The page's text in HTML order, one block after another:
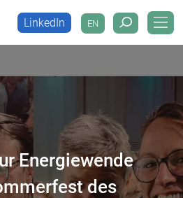
EN
LinkedIn EN
LinkedIn
Energiewende
des